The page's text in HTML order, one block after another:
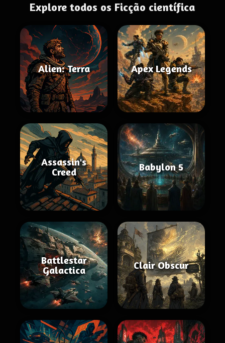
Explore todos os Ficção científica
Alien: Terra Apex Legends
Assassin's
Creed
Babylon 5
Battlestar
Galactica
Clair Obscur